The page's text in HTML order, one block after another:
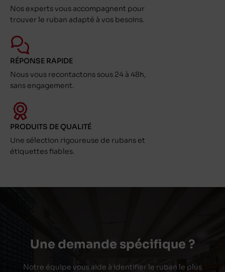
Nos experts vous accompagnent pour
trouver le ruban adapté à vos besoins.
RÉPONSE RAPIDE
Nous vous recontactons sous 24 à 48h,
sans engagement.
PRODUITS DE QUALITÉ
Une sélection rigoureuse de rubans et
étiquettes fiables.
Une demande spécifique ?
Notre équipe vous aide à identifier le ruban le plus